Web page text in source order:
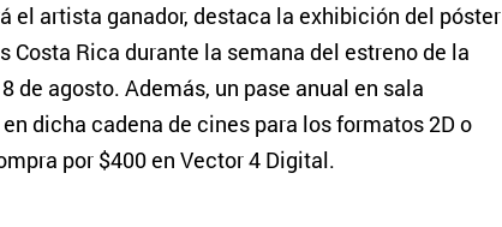
el artista ganador, destaca la exhibición del póster
Costa Rica durante la semana del estreno de la
de agosto. Además, un pase anual en sala
dicha cadena de cines para los formatos 2D o
por $400 en Vector 4 Digital.